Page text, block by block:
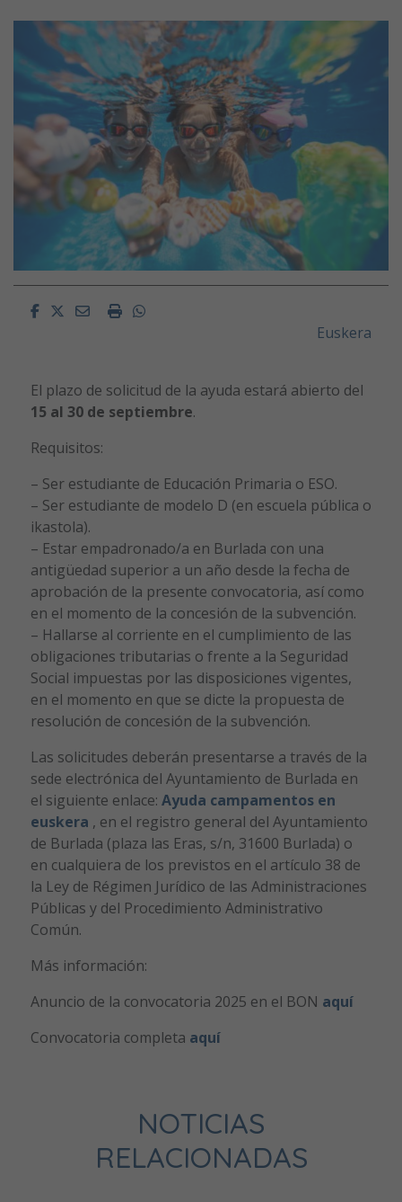
FacebookTwitterEmailImprimirWhatsapp
Euskera
El plazo de solicitud de la ayuda estará abierto del
15 al 30 de septiembre.
Requisitos:
– Ser estudiante de Educación Primaria o ESO.
– Ser estudiante de modelo D (en escuela pública o
ikastola).
– Estar empadronado/a en Burlada con una
antigüedad superior a un año desde la fecha de
aprobación de la presente convocatoria, así como
en el momento de la concesión de la subvención.
– Hallarse al corriente en el cumplimiento de las
obligaciones tributarias o frente a la Seguridad
Social impuestas por las disposiciones vigentes,
en el momento en que se dicte la propuesta de
resolución de concesión de la subvención.
Las solicitudes deberán presentarse a través de la
sede electrónica del Ayuntamiento de Burlada en
el siguiente enlace: Ayuda campamentos en
euskera , en el registro general del Ayuntamiento
de Burlada (plaza las Eras, s/n, 31600 Burlada) o
en cualquiera de los previstos en el artículo 38 de
la Ley de Régimen Jurídico de las Administraciones
Públicas y del Procedimiento Administrativo
Común.
Más información:
Anuncio de la convocatoria 2025 en el BON aquí
Convocatoria completa aquí
NOTICIAS
RELACIONADAS